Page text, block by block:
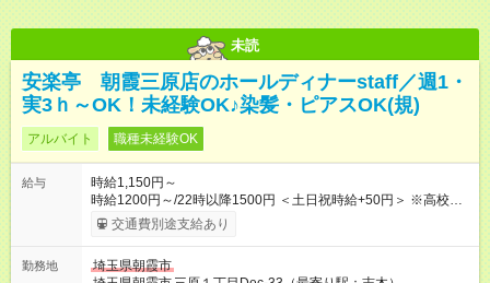
未読
安楽亭 朝霞三原店のホールディナーstaff／週1・
実3ｈ～OK！未経験OK♪染髪・ピアスOK(規)
アルバイト 職種未経験OK
給与
時給1,150円～
時給1200円～/22時以降1500円 ＜土日祝時給+50円＞ ※高校生
時給1150円 【試用期間】試用期間あり 試用期間の長さ：12ヶ
月 雇用形態、給与は本採用時と同じです。 ※最大12ヶ月の間
交通費別途支給あり
勤務地
埼玉県朝霞市